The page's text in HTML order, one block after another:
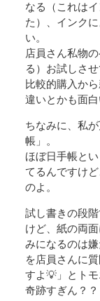
なる（これは
た）、インク
い。
店員さん私物
る）お試しさ
比較的購入か
違いとかも面白
ちなみに、私
帳」。
ほぼ日手帳と
てるんですけ
のよ。
試し書きの段
けど、紙の両
みになるのは嫌
を店員さんに
すよ💡」とトモ
奇跡すぎん？